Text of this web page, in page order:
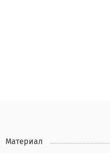
Материал